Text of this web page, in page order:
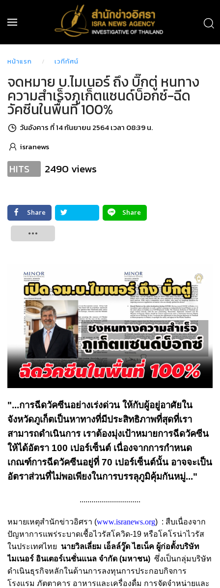
หน้าแรก เวทีทัศน์
จดหมาย บ.ไมเนอร์ ถึง บิ๊กตู่ หนทาง
ความสำเร็จภูเก็ตแซนด์บ็อกซ์-ฉีด
วัคซีนในพื้นที่ 100%
วันอังคาร ที่ 14 กันยายน 2564 เวลา 08:39 น.
isranews
HITS 2490 views
Share
Share
"...การฉีดวัคซีนอย่างเร่งด่วน ให้กับผู้อยู่อาศัยใน
จังหวัดภูเก็ตเป็นหาทางที่มีประสิทธิภาพที่สุดที่เรา
สามารถดำเนินการ เราต้องมุ่งเป้าหมายการฉีดวัคซีน
ให้ได้อัตรา 100 เปอร์เซ็นต์ เนื่องจากการกำหนด
เกณฑ์การฉีดวัคซีนอยู่ที่ 70 เปอร์เซ็นต์นั้น อาจจะเป็น
อัตราส่วนที่ไม่พอเพียงในการบรรลุภูมิคุ้มกันหมู่..."
...............................
หมายเหตุสำนักข่าวอิศรา (www.isranews.org) : สืบเนื่องจาก
ปัญหาการแพร่ระบาดเชื้อไวรัสโควิด-19 หรือโคโรน่าไวรัส
ในประเทศไทย นายวิลเลี่ยม เอ็ลล์วู๊ด ไฮเน็ค ผู้ก่อตั้งบริษัท
ไมเนอร์ อินเตอร์เนชั่นแนล จำกัด (มหาชน) ซึ่งเป็นกลุ่มบริษัท
ดำเนินธุรกิจหลักในด้านการลงทุนการประกอบกิจการ
โรงแรม ภัตตาคาร อาหารและเครื่องดื่ม การจัดจำหน่ายและ